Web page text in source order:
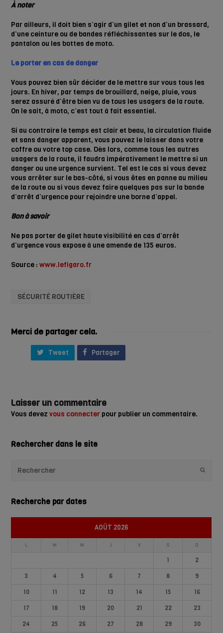
À noter
Par ailleurs, il doit bien s’agir d’un gilet et non d’un brassard,
d’une ceinture ou de bandes réfléchissantes sur le dos, le
pantalon ou les bottes de moto.
Le porter en cas de danger
Vous pouvez bien sûr décider de le mettre sur vous tous les
jours. En hiver, par temps de brouillard, neige, pluie, vous
serez assuré d’être bien vu de tous les usagers de la route.
On le sait, à moto, c’est tout à fait essentiel.
Si au contraire le temps est clair et beau, la circulation fluide
et sans danger apparent, vous pouvez le laisser dans votre
coffre ou votre top case. Dès lors, comme tous les autres
usagers de la route, il faudra impérativement le mettre si un
danger ou une urgence survient. Tel est le cas si vous devez
vous arrêter sur le bas-côté, si vous êtes en panne au milieu
de la route ou si vous devez faire quelques pas sur la bande
d’arrêt d’urgence pour rejoindre une borne d’appel.
Bon à savoir
Ne pas porter de gilet haute visibilité en cas d’arrêt
d’urgence vous expose à une amende de 135 euros.
Source :www.lefigaro.fr
SÉCURITÉ ROUTIÈRE
Merci de partager cela.
Tweet Partager
Laisser un commentaire
Vous devezvous connecter pour publier un commentaire.
Rechercher dans le site
Recherche par dates
AOÛT 2026
L M M J V S D
1
2
3
4 5 6 7 8
9
10
11 12 13 14 15
16
17
18 19 20 21 22
23
24
25 26 27 28 29 30